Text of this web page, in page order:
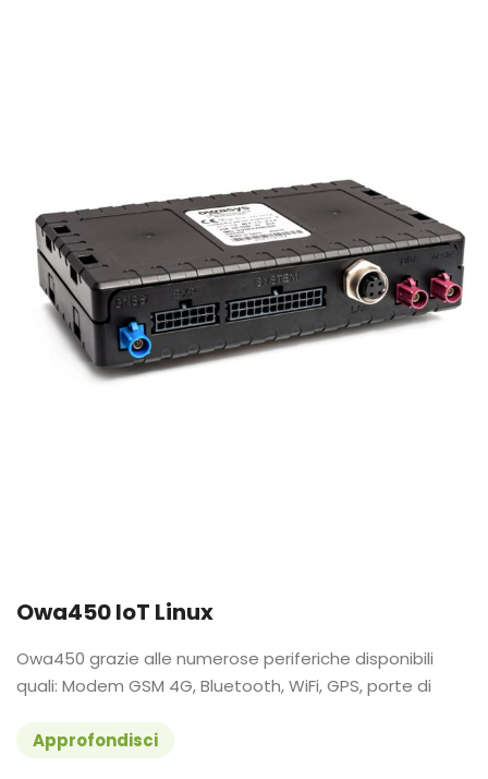
Owa450 IoT Linux
Owa450 grazie alle numerose periferiche disponibili
quali: Modem GSM 4G, Bluetooth, WiFi, GPS, porte di
Approfondisci